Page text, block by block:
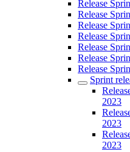
Release
Release
Release
Release
Release
Release
Release
Sprint
2023
2023
2023